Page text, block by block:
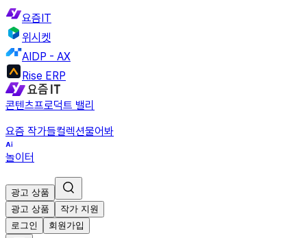
요즘IT
위시켓
AIDP - AX
Rise ERP
콘텐츠프로덕트 밸리
요즘 작가들컬렉션물어봐
놀이터
광고 상품
광고 상품
작가 지원
로그인
회원가입